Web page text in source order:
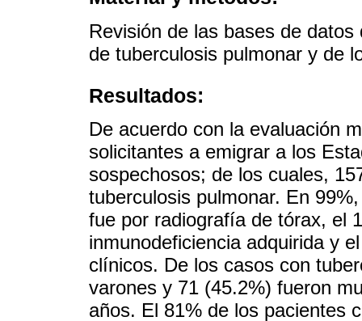
Revisión de las bases de
de tuberculosis pulmonar y de
Resultados:
De acuerdo con la evaluación
solicitantes a emigrar a los
sospechosos; de los cuales,
tuberculosis pulmonar. En
fue por radiografía de tórax, el
inmunodeficiencia adquirida y
clínicos. De los casos con
varones y 71 (45.2%) fueron
años. El 81% de los pacientes